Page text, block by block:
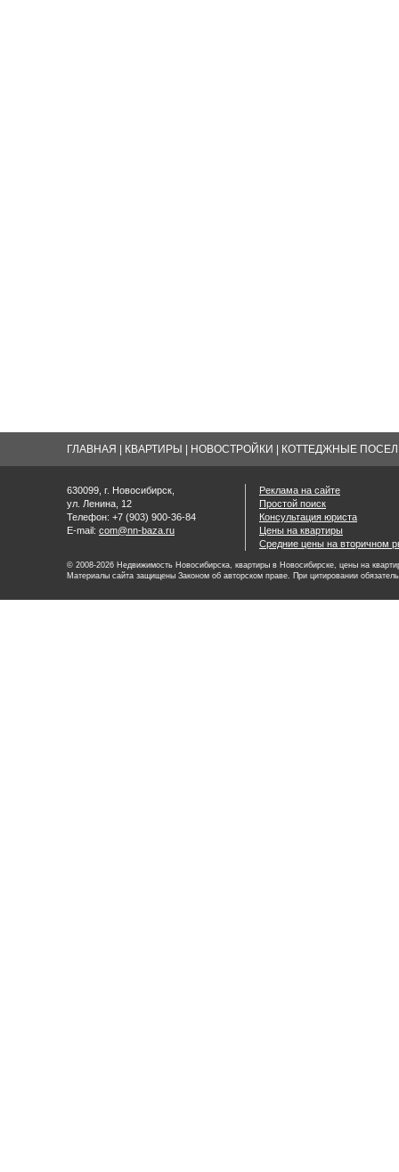
ГЛАВНАЯ КВАРТИРЫ НОВОСТРОЙКИ КОТТЕДЖНЫЕ
630099, г. Новосибирск,
ул. Ленина, 12
Телефон: +7 (903) 900-36-84
E-mail: com@nn-baza.ru
Реклама на сайте
Простой поиск
Консультация юриста
Цены на квартиры
Средние цены на вторичном
© 2008-2026 Недвижимость Новосибирска, квартиры в Новосибирске, цены на
Материалы сайта защищены Законом об авторском праве. При цитировании